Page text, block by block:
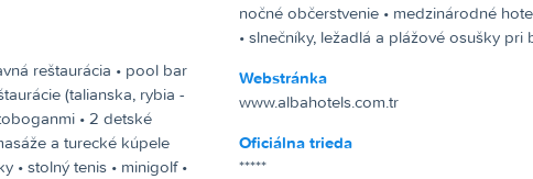
reštaurácia • pool bar
(talianska, rybia -
• 2 detské
a turecké kúpele
• stolný tenis • minigolf •
nočné občerstvenie • medzinárodné
• slnečníky, ležadlá a plážové osušky pri
Webstránka
www.albahotels.com.tr
Oficiálna trieda
*****